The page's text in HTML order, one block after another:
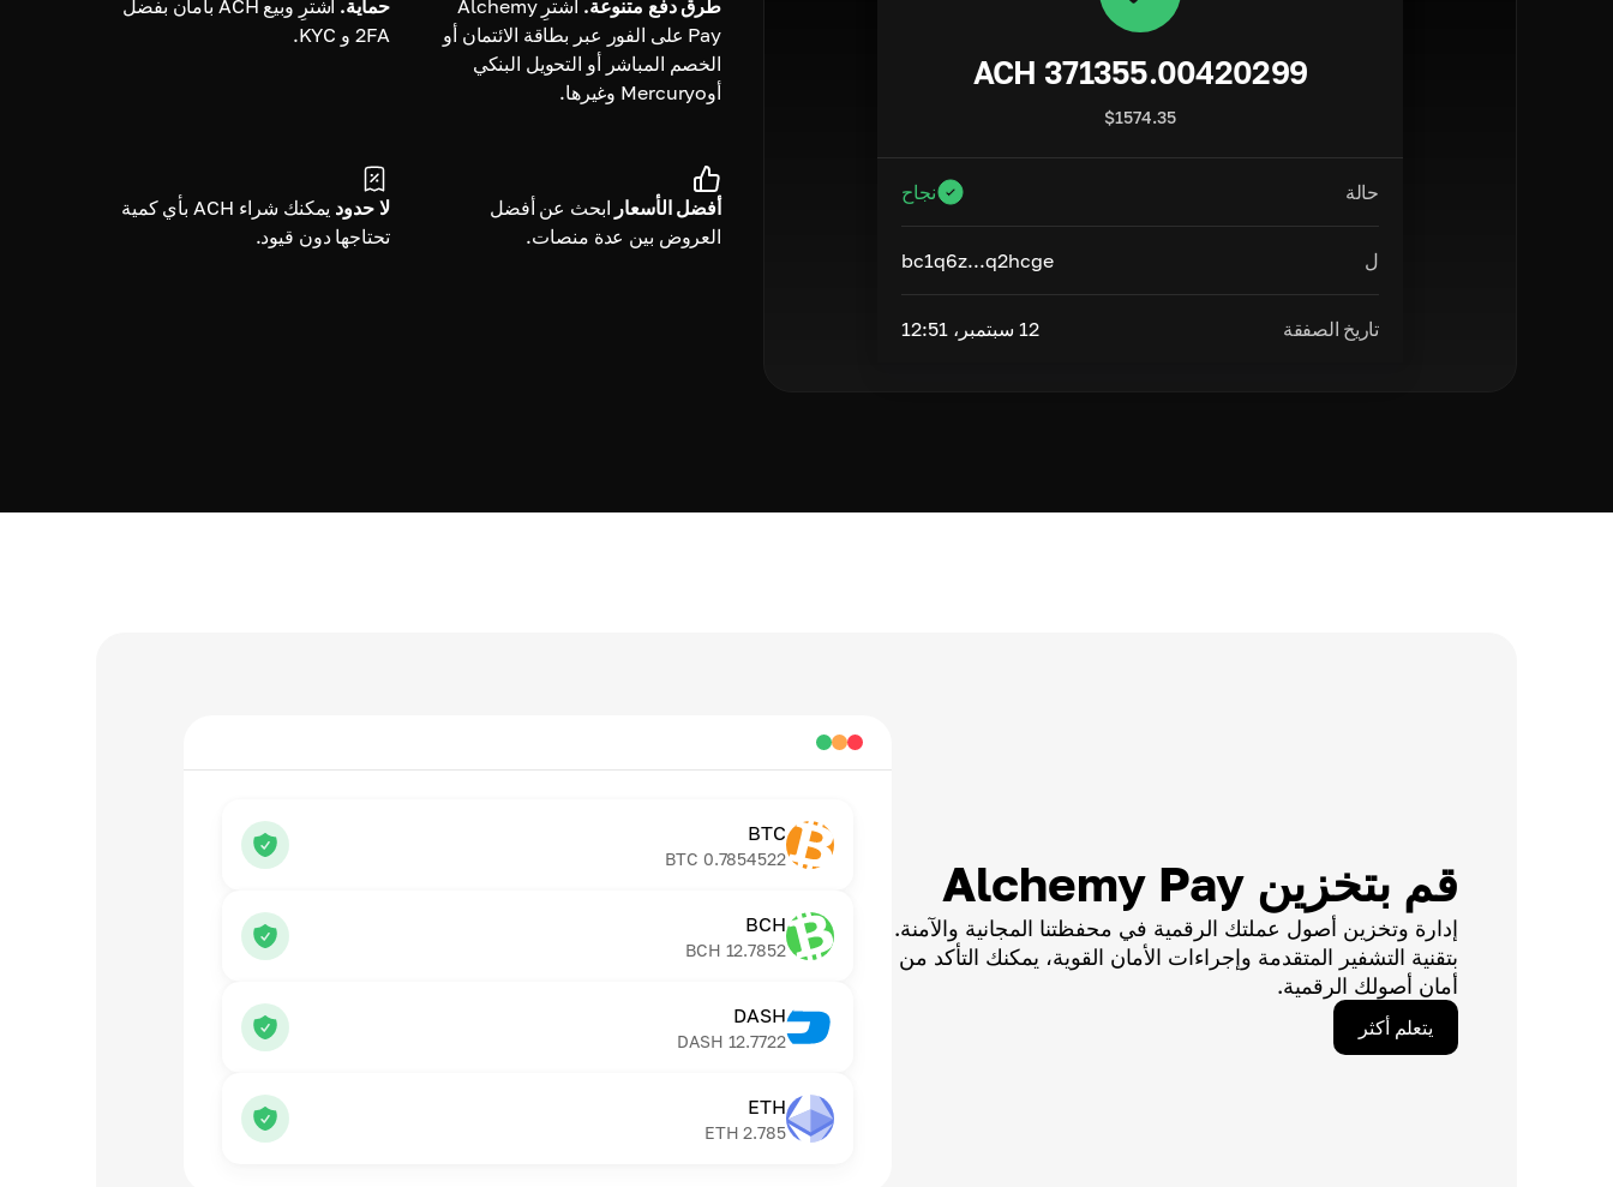
371355.00420299
ACH
$1574.35
حالة نجاح
ل bc1q6z...q2hcge
تاريخ الصفقة 12 سبتمبر، 12:51
طرق دفع متنوعة.
اشترِ Alchemy
Pay على الفور عبر بطاقة الائتمان أو
الخصم المباشر أو التحويل البنكي
أوMercuryo وغيرها.
حماية.
اشترِ وبيع ACH بأمان بفضل
2FA و KYC.
أفضل الأسعار ابحث عن أفضل
العروض بين عدة منصات.
لا حدود
يمكنك شراء ACH بأي كمية
تحتاجها دون قيود.
قم بتخزين Alchemy Pay
إدارة وتخزين أصول عملتك الرقمية في محفظتنا المجانية والآمنة.
بتقنية التشفير المتقدمة وإجراءات الأمان القوية، يمكنك التأكد من
أمان أصولك الرقمية.
يتعلم أكثر
BTC
0.7854522
BTC
BCH
12.7852
BCH
DASH
12.7722
DASH
ETH
2.785
ETH